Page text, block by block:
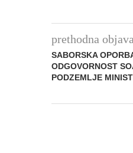
prethodna objava
SABORSKA
ODGOVORNOST
PODZEMLJE